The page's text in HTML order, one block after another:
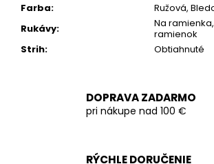
Farba:
Ružová,
Rukávy:
Na
ramienok
Strih: Obtiahnuté
DOPRAVA ZADARMO
pri nákupe nad 100 €
RÝCHLE DORUČENIE